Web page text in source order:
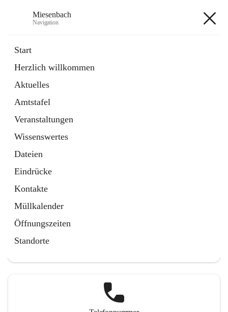
Miesenbach
Navigation
Start
Herzlich willkommen
Aktuelles
Amtstafel
Veranstaltungen
Wissenswertes
Dateien
Eindrücke
Kontakte
Müllkalender
Öffnungszeiten
Standorte
Externe Webseite
in
Tab
Region Schneebergland
Externe Webseite
öffnet
in
neuem
Tab